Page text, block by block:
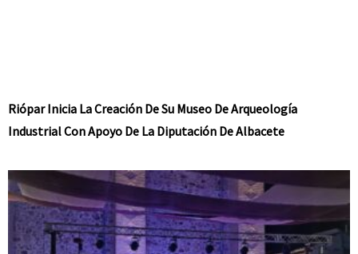
Riópar Inicia La Creación De Su Museo De Arqueología
Industrial Con Apoyo De La Diputación De Albacete